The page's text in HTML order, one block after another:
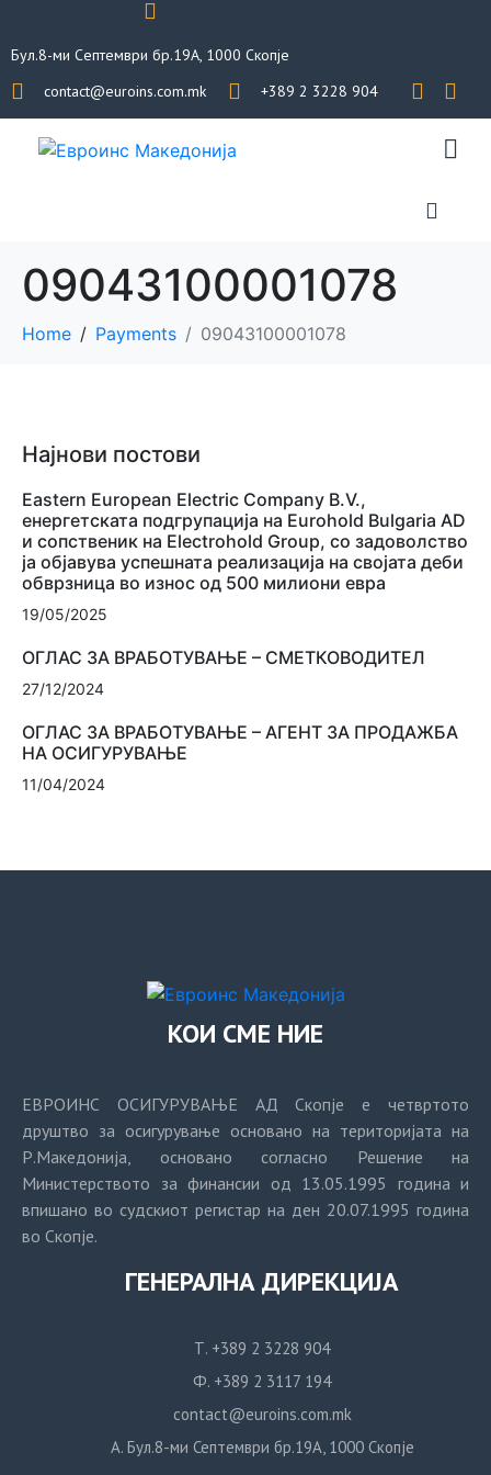
Бул.8-ми Септември бр.19А, 1000 Скопје
contact@euroins.com.mk
+389 2 3228 904
09043100001078
Home Payments 09043100001078
Најнови постови
Eastern European Electric Company B.V.,
енергетската подгрупација на Eurohold Bulgaria AD
и сопственик на Electrohold Group, со задоволство
ја објавува успешната реализација на својата деби
обврзница во износ од 500 милиони евра
19/05/2025
ОГЛАС ЗА ВРАБОТУВАЊЕ – СМЕТКОВОДИТЕЛ
27/12/2024
ОГЛАС ЗА ВРАБОТУВАЊЕ – АГЕНТ ЗА ПРОДАЖБА
НА ОСИГУРУВАЊЕ
11/04/2024
КОИ СМЕ НИЕ
ЕВРОИНС ОСИГУРУВАЊЕ АД Скопје е четвртото
друштво за осигурување основано на територијата на
Р.Македонија, основано согласно Решение на
Министерството за финансии од 13.05.1995 година и
впишано во судскиот регистар на ден 20.07.1995 година
во Скопје.
ГЕНЕРАЛНА ДИРЕКЦИЈА
Т. +389 2 3228 904
Ф. +389 2 3117 194
contact@euroins.com.mk
А. Бул.8-ми Септември бр.19А, 1000 Скопје